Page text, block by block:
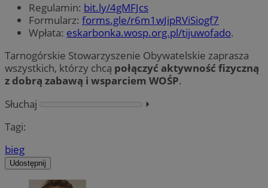
Regulamin: bit.ly/4gMFJcs
Formularz: forms.gle/r6m1wJipRViSiogf7
Wpłata: eskarbonka.wosp.org.pl/tijuwofado.
Tarnogórskie Stowarzyszenie Obywatelskie zaprasza
wszystkich, którzy chcą połączyć aktywność fizyczną
z dobrą zabawą i wsparciem WOŚP.
Słuchaj
⏵︎
Tagi:
bieg
Udostępnij